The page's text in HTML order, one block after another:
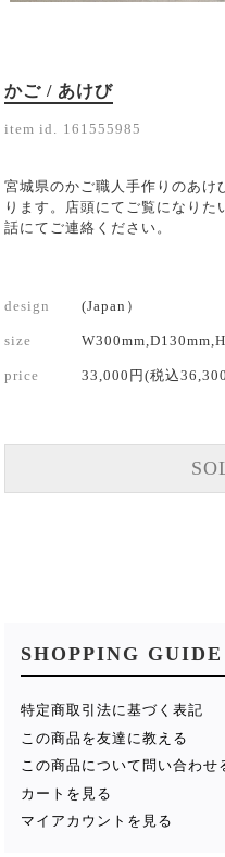
かご / あけび
item id. 161555985
宮城県のかご職人手作りのあけ
ります。店頭にてご覧になり
話にてご連絡ください。
design (Japan）
size
price 33,000円(税込
SHOPPING GUIDE
特定商取引法に基づく表記
この商品を友達に教える
この商品について問い合わせ
カートを見る
マイアカウントを見る